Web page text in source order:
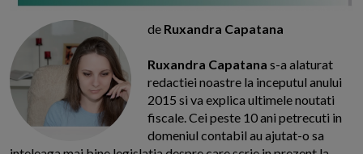
de Ruxandra Capatana
Ruxandra Capatana s-a alaturat
redactiei noastre la inceputul anului
2015 si va explica ultimele noutati
fiscale. Cei peste 10 ani petrecuti in
domeniul contabil au ajutat-o sa